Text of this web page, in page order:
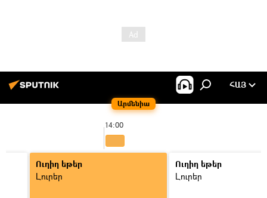
Արմենիա
ՀԱՅ
14:00
Ուղիղ եթեր
Լուրեր
Ուղիղ եթեր
Լուրեր